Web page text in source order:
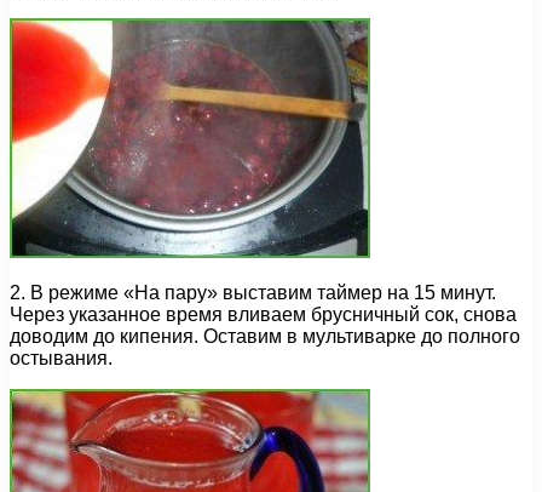
2. В режиме «На пару» выставим таймер на 15 минут.
Через указанное время вливаем брусничный сок, снова
доводим до кипения. Оставим в мультиварке до полного
остывания.